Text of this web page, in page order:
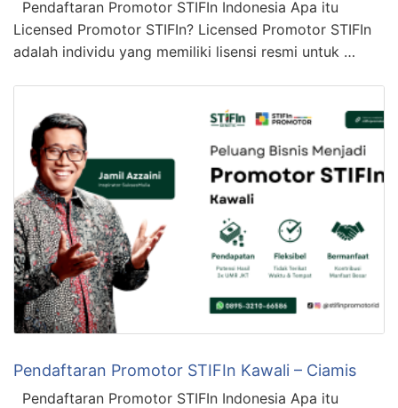
Pendaftaran Promotor STIFIn Indonesia Apa itu
Licensed Promotor STIFIn? Licensed Promotor STIFIn
adalah individu yang memiliki lisensi resmi untuk …
Pendaftaran Promotor STIFIn Kawali – Ciamis
Pendaftaran Promotor STIFIn Indonesia Apa itu